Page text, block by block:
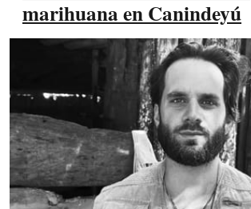
marihuana en Canindeyú